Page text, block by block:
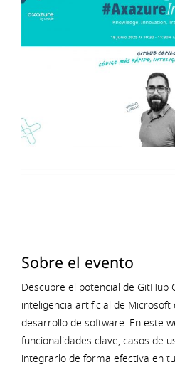
Sobre el evento
Descubre el potencial de GitHub
inteligencia artificial de
desarrollo de software. En este
funcionalidades clave, casos de
integrarlo de forma efectiva en